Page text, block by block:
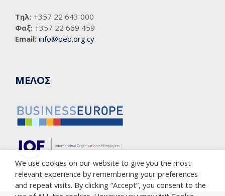
Τηλ: +357 22 643 000
Φαξ: +357 22 669 459
Email: info@oeb.org.cy
ΜΕΛΟΣ
We use cookies on our website to give you the most
relevant experience by remembering your preferences
and repeat visits. By clicking “Accept”, you consent to the